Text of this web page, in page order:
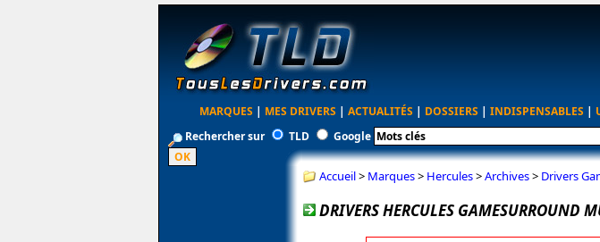
MARQUES | MES DRIVERS | ACTUALITÉS | DOSSIERS | INDISPENSABLES |
Rechercher sur
TLD Google
Accueil> Marques> Hercules>Archives> Drivers
DRIVERS HERCULES GAMESURROUND